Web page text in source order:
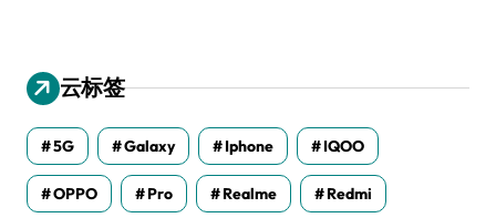
云标签
5G Galaxy Iphone IQOO
OPPO Pro Realme Redmi